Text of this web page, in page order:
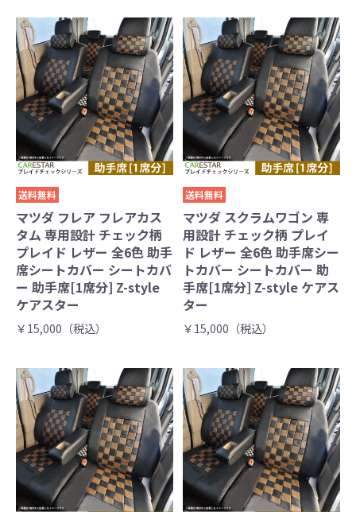
送料無料
マツダ フレア フレアカス
タム 専用設計 チェック柄
プレイド レザー 全6色 助手
席シートカバー シートカバ
ー 助手席[1席分] Z-style
ケアスター
￥15,000（税込）
送料無料
マツダ スクラムワゴン 専
用設計 チェック柄 プレイ
ド レザー 全6色 助手席シー
トカバー シートカバー 助
手席[1席分] Z-style ケアス
ター
￥15,000（税込）